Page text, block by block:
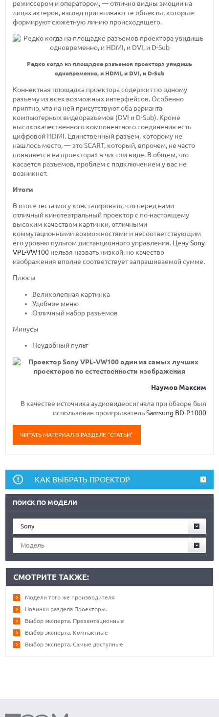
режиссером и оператором, — отлично видны эмоции на
лицах актеров, взгляд притягивают те объекты, которые
формируют сюжетную линию происходящего.
Редко когда на площадке разъемов проектора увидишь
одновременно, и HDMI, и DVI, и D-Sub
Коннектная площадка проектора содержит по одному
разъему из всех возможных интерфейсов. Особенно
приятно, что на ней присутствуют оба варианта
компьютерных видеоразъемов (DVI и D-Sub). Кроме
высококачественного компонентного соединения есть
цифровой HDMI. Единственный разъем, которому не
нашлось место, — это SCART, который, впрочем, не часто
появляется на проекторах в чистом виде. В общем, что
касается разъемов, проблем с подключением у вас не
возникнет.
Итоги
В итоге теста могу констатировать, что перед нами
отличный кинотеатральный проектор с по-настоящему
высоким качеством картинки, отличными
коммутационными возможностями и несоответствующим
его уровню пультом дистанционного управления. ЦенуSony
VPL-VW100 нельзя назвать низкой, но качество
изображения вполне соответствует запрашиваемой сумме.
Плюсы
Великолепная картинка
Удобное меню
Отличный набор разъемов
Минусы
Неудобный пульт
Наумов Максим
В качестве источника аудиовидеосигнала при обзоре был
использован проигрывательSamsung BD-P1000
ЧИТАТЬ МАТЕРИАЛ В РАЗДЕЛЕ "СТАТЬИ"
КАК ВЫБРАТЬ ПРОЕКТОР
ПОИСК ПО МОДЕЛИ
Sony
Модель
СМОТРИТЕ ТАКЖЕ:
Модели того же производителя
Новинки раздела Проекторы.
Выбор эксперта. Презентационные
Выбор эксперта. Компактные
Выбор эксперта. Самые доступные